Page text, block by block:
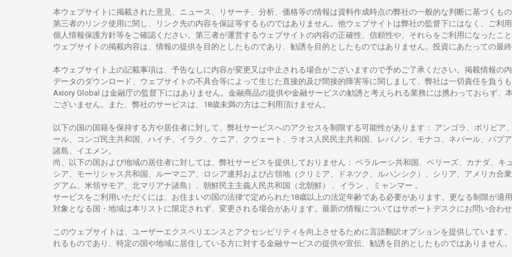
本ウェブサイトに掲載さ れた意見、ニュース、リサーチ、分析、 価格等の情報は資料作成時点の弊社の一般的な判断に基づくもの
第三者の リンク使用に関し、 リンク先の内容を保証等するものではありません。 他ウェブサイトは弊社の監督下にはな く、 ご利
個人情報保護方針等を ご確認ください。 第三者が運営するウェブサイトの内容の正確性、信頼性や、それらをご利用になったこ
ウェブサイトの掲載内容は、 情報の提供を 目的としたものであり、 勧誘を 目的としたものではありません。 投資に あたっての最
本ウェブサイト 上の記載事項は、 予告なしに 内容が変更又は中止さ れる場合がございますので予めご了承ください。 掲載情報の
データのダウンロード、 ウェブサイトの不具合等に よって生じた 直接的及び間接的障害等に関し まして、 弊社は一切責任を負う
Axiory Global は金融庁の監督下にはありません。 金融商品の提供や金融サービスの勧誘と 考えられる業務には携わっておらず、 本
ございません。
また、 弊社のサービスは、18歳未満の方は ご利用頂けません 。
以下の国の国籍を保持する方や居住者に対して、 弊社サービスへのアクセスを制限する可能性があります ： アンゴラ、ボリビア、
ール、
コンゴ民主共和国、ハイチ、イラク、ケニア、クウェート、 ラオス 人民民主共和国、レバノン、モナコ、ネパール、パプア
諸島、 イエメン。
尚、 以下の国および地域の居住者に対しては、 弊社サービスを提供しておりません ： ベラルーシ共和国、ベリーズ、カナダ、キュ
シア、 モーリシャス共和国、ルーマニア、 ロシア連邦および占領地 （クリミア、ドネツク、ルハンシク）、シリア、 アメリカ合
グアム、 米領サモア、 北マリアナ諸島）、 朝鮮民主主義人民共和国 （北朝鮮） 、イラン 、ミャンマー 。
サービスを ご利用いただくには、お住まいの国の法律で定められた 18歳以上の法定年齢である必要があります。 更なる制限が適
対象となる国 ・ 地域は本 リストに限定さ れず、 変更さ れる場合があります。 最新の情報についてはサポートデスクに お問い合わ
このウェブサイトは、 ユーザーエクスペリエンスと アクセシビリティを向上さ せるために言語翻訳オプションを提供しています。
れるものであり、 特定の国や地域に 居住している方に対する金融サービスの提供や宣伝、 勧誘を 目的としたものではありません。